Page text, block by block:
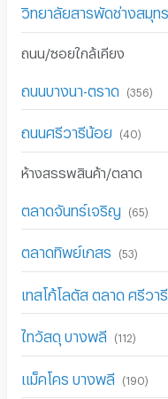
ถนน/ซอยใกล้เคียง
ถนนบางนา-ตราด (356)
ถนนศรีวารีน้อย (40)
ห้างสรรพสินค้า/ตลาด
ตลาดจันทร์เจริญ (65)
ตลาดทิพย์เกสร (53)
เทสโก้โลตัส ตลาด ศรีวารี
ไทวัสดุ บางพลี (112)
แม็คโคร บางพลี (190)